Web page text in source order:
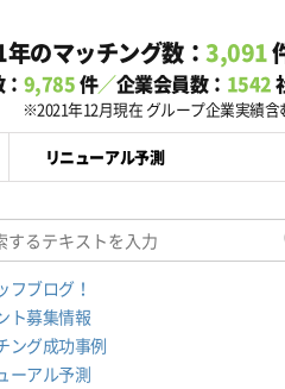
のマッチング数：3,091
9,785件／企業会員数： 1542
※2021年12月現在 グループ企業実績含
リニューアル予測
フブログ！
ト募集情報
ング成功事例
ーアル予測